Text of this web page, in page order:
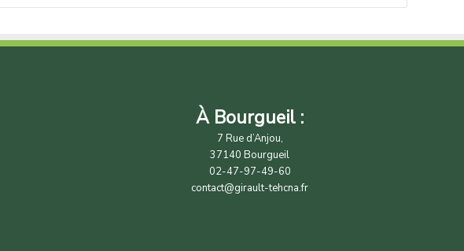
À Bourgueil :
7 Rue d’Anjou,
37140 Bourgueil
02-47-97-49-60
contact@girault-tehcna.fr